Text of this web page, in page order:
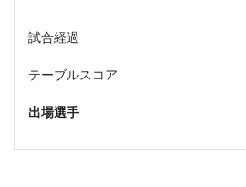
試合経過
テーブルスコア
出場選手